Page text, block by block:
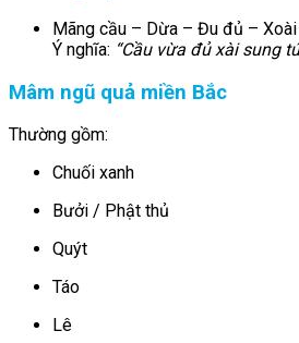
Mãng cầu – Dừa – Đu đủ –
Ý nghĩa: “Cầu vừa đủ xài sung
Mâm ngũ quả miền Bắc
Thường gồm:
Chuối xanh
Bưởi / Phật thủ
Quýt
Táo
Lê